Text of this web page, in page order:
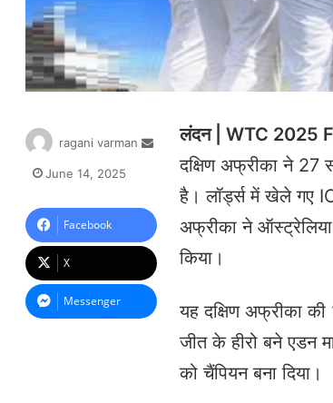
लंदन | WTC 2025
दक्षिण अफ्रीका ने 27
है। लॉर्ड्स में खेले गए
अफ्रीका ने ऑस्ट्रेलिया
किया।
यह दक्षिण अफ्रीका
जीत के हीरो बने एडन
को चैंपियन बना दिया।
ragani varman
a
n
e
m
a
i
June 14, 2025
Facebook
X
Messenger